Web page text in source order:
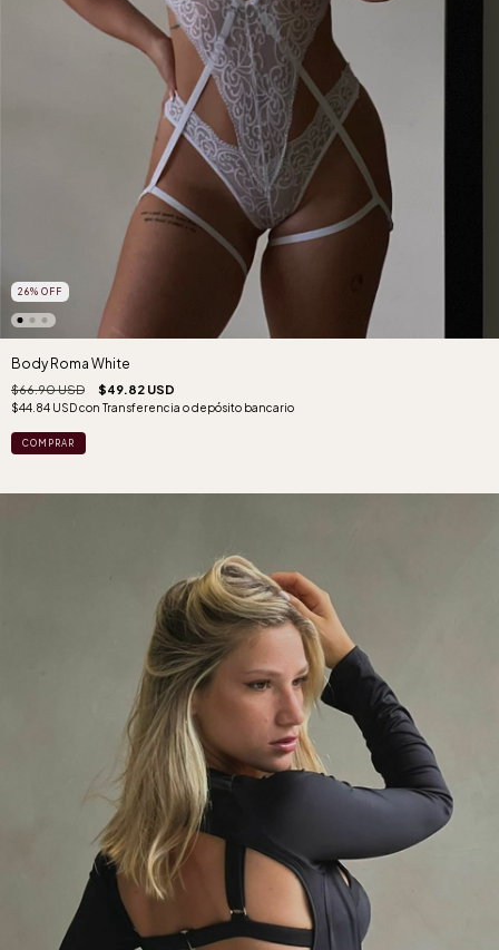
26% OFF
Body Roma White
$66.90 USD $49.82 USD
$44.84 USDcon Transferencia o depósito bancario
COMPRAR